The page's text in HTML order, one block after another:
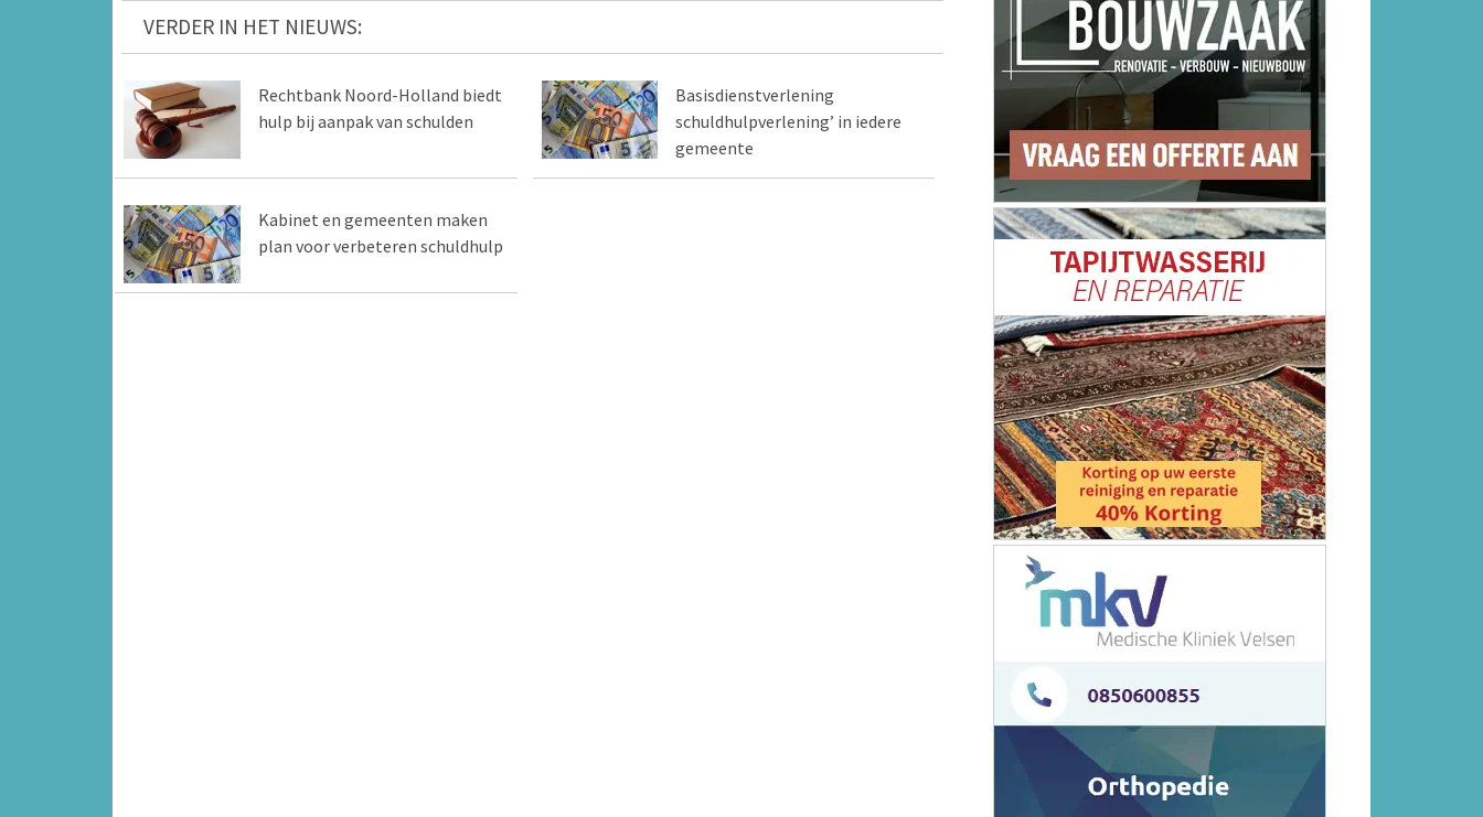
VERDER IN HET NIEUWS:
Rechtbank Noord-Holland biedt
hulp bij aanpak van schulden
Basisdienstverlening
schuldhulpverlening’ in iedere
gemeente
Kabinet en gemeenten maken
plan voor verbeteren schuldhulp